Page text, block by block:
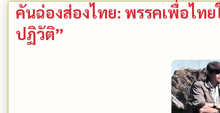
คันฉ่องส่องไทย: พรรคเพื่อไท
ปฏิวัติ”